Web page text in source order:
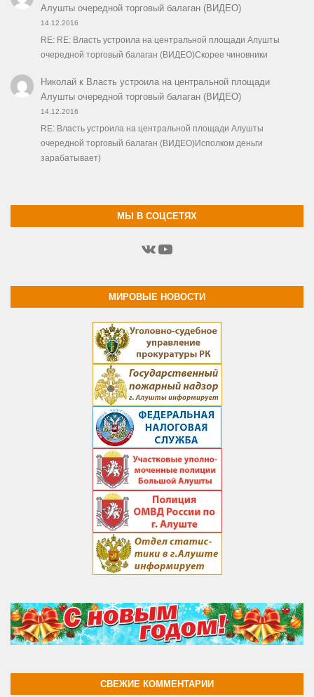
Алушты очередной торговый балаган (ВИДЕО)
14.12.2016
RE: RE: Власть устроила на центральной площади Алушты
очередной торговый балаган (ВИДЕО)Скорее чиновники
Николайк Власть устроила на центральной площади
Алушты очередной торговый балаган (ВИДЕО)
14.12.2016
RE: Власть устроила на центральной площади Алушты
очередной торговый балаган (ВИДЕО)Исполком деньги
зарабатывает)
МЫ В СОЦСЕТЯХ
ВКонтакте
YouTube
МИРОВЫЕ НОВОСТИ
СВЕЖИЕ КОММЕНТАРИИ